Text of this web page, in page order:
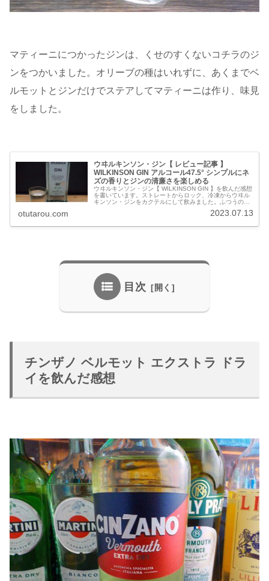
マティーニにつかったジンは、くせのすくないコチラのジ
ンをつかいました。オリーブの種はいれずに、あくまでベ
ルモットとジンだけでステアしてマティーニは作り、味見
をしました。
ウヰルキンソン・ジン【 レビュー記事 】
WILKINSON GIN アルコール47.5° シンプルにネ
ズの香りとジンの清廉さを楽しめる
ウヰルキンソン・ジン【 WILKINSON GIN 】を飲んだ感想
を書いています。ストレートからロック、冷凍からウヰル
キンソン・ジンをカクテルにして飲みました。ふつうのジ
otutarou.com 2023.07.13
目次
チンザノ ベルモット エクストラ ドラ
イを飲んだ感想